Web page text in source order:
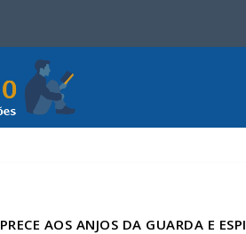
PRECE AOS ANJOS DA GUARDA E